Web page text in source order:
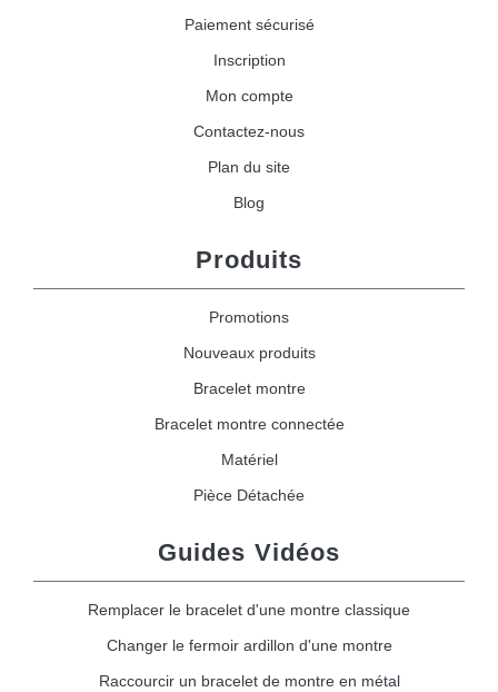
Paiement sécurisé
Inscription
Mon compte
Contactez-nous
Plan du site
Blog
Produits
Promotions
Nouveaux produits
Bracelet montre
Bracelet montre connectée
Matériel
Pièce Détachée
Guides Vidéos
Remplacer le bracelet d'une montre classique
Changer le fermoir ardillon d'une montre
Raccourcir un bracelet de montre en métal